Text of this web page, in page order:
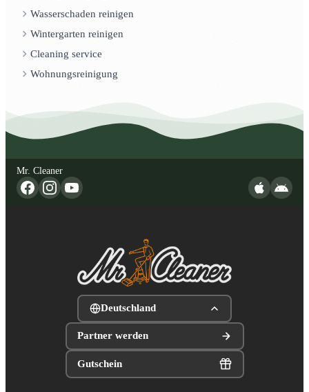
Wasserschaden reinigen
Wintergarten reinigen
Cleaning service
Wohnungsreinigung
Mr. Cleaner
Deutschland
Partner werden
Gutschein